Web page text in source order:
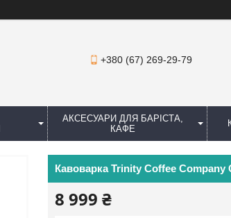
+380 (67) 269-29-79
АКСЕСУАРИ ДЛЯ БАРІСТА,
КАФЕ
Кавоварка Trinity Coffee
8 999 ₴